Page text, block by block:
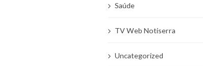
Saúde
TV Web Notiserra
Uncategorized